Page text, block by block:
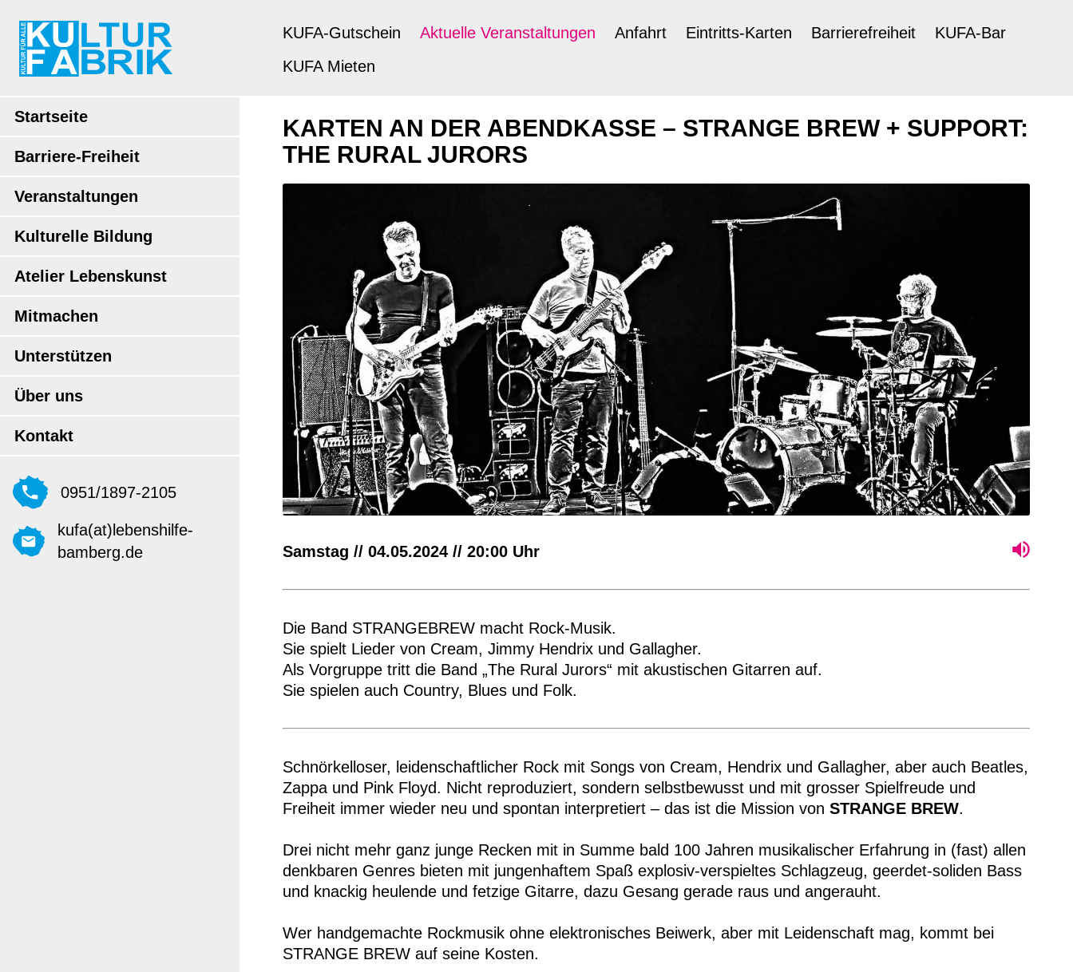
Startseite
Barriere-Freiheit
Veranstaltungen
Kulturelle Bildung
Atelier Lebenskunst
Mitmachen
Unterstützen
Über uns
Kontakt
0951/1897-2105
kufa(at)lebenshilfe-
bamberg.de
KUFA-Gutschein Aktuelle Veranstaltungen Anfahrt Eintritts-Karten Barrierefreiheit
KUFA-Bar
KUFA Mieten
KARTEN AN DER ABENDKASSE – STRANGE BREW + SUPPORT:
THE RURAL JURORS
Samstag // 04.05.2024 // 20:00 Uhr
Die Band STRANGEBREW macht Rock-Musik.
Sie spielt Lieder von Cream, Jimmy Hendrix und Gallagher.
Als Vorgruppe tritt die Band „The Rural Jurors“ mit akustischen Gitarren auf.
Sie spielen auch Country, Blues und Folk.
Schnörkelloser, leidenschaftlicher Rock mit Songs von Cream, Hendrix und Gallagher, aber auch Beatles,
Zappa und Pink Floyd. Nicht reproduziert, sondern selbstbewusst und mit grosser Spielfreude und
Freiheit immer wieder neu und spontan interpretiert – das ist die Mission von STRANGE BREW.
Drei nicht mehr ganz junge Recken mit in Summe bald 100 Jahren musikalischer Erfahrung in (fast) allen
denkbaren Genres bieten mit jungenhaftem Spaß explosiv-verspieltes Schlagzeug, geerdet-soliden Bass
und knackig heulende und fetzige Gitarre, dazu Gesang gerade raus und angerauht.
Wer handgemachte Rockmusik ohne elektronisches Beiwerk, aber mit Leidenschaft mag, kommt bei
STRANGE BREW auf seine Kosten.